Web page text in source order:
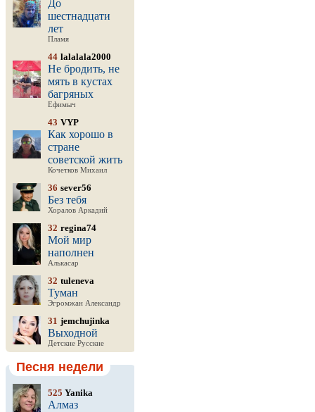
До
шестнадцати
лет
Пламя
44 lalalala2000
Не бродить, не
мять в кустах
багряных
Ефимыч
43 VYP
Как хорошо в
стране
советской жить
Кочетков Михаил
36 sever56
Без тебя
Хоралов Аркадий
32 regina74
Мой мир
наполнен
Алькасар
32 tuleneva
Туман
Эгромжан Александр
31 jemchujinka
Выходной
Детские Русские
Песня недели
525 Yanika
Алмаз